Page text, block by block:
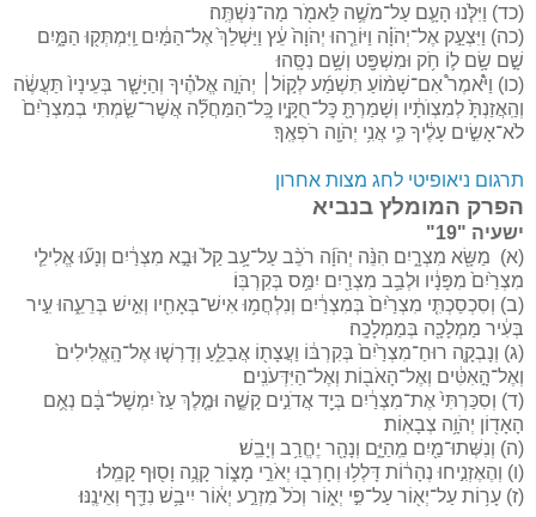
(כד) וַיִּלֹּ֧נוּ הָעָ֛ם עַל־מֹשֶׁ֥ה לֵּאמֹ֖ר מַה־נִּשְׁתֶּֽה׃
(כה) וַיִּצְעַ֣ק אֶל־יְהֹוָ֗ה וַיּוֹרֵ֤הוּ יְהֹוָה֙ עֵ֔ץ וַיַּשְׁלֵךְ֙ אֶל־הַמַּ֔יִם וַֽיִּמְתְּק֖וּ הַמָּ֑יִם
שָׁ֣ם שָׂ֥ם ל֛וֹ חֹ֥ק וּמִשְׁפָּ֖ט וְשָׁ֥ם נִסָּֽהוּ׃
(כו) וַיֹּ֩אמֶר֩ אִם־שָׁמ֨וֹעַ תִּשְׁמַ֜ע לְק֣וֹל׀ יְהֹוָ֣ה אֱלֹהֶ֗יךָ וְהַיָּשָׁ֤ר בְּעֵינָיו֙ תַּעֲשֶׂ֔ה
וְהַֽאֲזַנְתָּ֙ לְמִצְוֺתָ֔יו וְשָׁמַרְתָּ֖ כׇּל־חֻקָּ֑יו כׇּֽל־הַמַּחֲלָ֞ה אֲשֶׁר־שַׂ֤מְתִּי בְמִצְרַ֙יִם֙
לֹא־אָשִׂ֣ים עָלֶ֔יךָ כִּ֛י אֲנִ֥י יְהֹוָ֖ה רֹפְאֶֽךָ׃
תרגום ניאופיטי לחג מצות אחרון
הפרק המומלץ בנביא
ישעיה "19"
(א) מַשָּׂ֖א מִצְרָ֑יִם הִנֵּ֨ה יְהֹוָ֜ה רֹכֵ֨ב עַל־עָ֥ב קַל֙ וּבָ֣א מִצְרַ֔יִם וְנָע֞וּ אֱלִילֵ֤י
מִצְרַ֙יִם֙ מִפָּנָ֔יו וּלְבַ֥ב מִצְרַ֖יִם יִמַּ֥ס בְּקִרְבּֽוֹ׃
(ב) וְסִכְסַכְתִּ֤י מִצְרַ֙יִם֙ בְּמִצְרַ֔יִם וְנִלְחֲמ֥וּ אִישׁ־בְּאָחִ֖יו וְאִ֣ישׁ בְּרֵעֵ֑הוּ עִ֣יר
בְּעִ֔יר מַמְלָכָ֖ה בְּמַמְלָכָֽה׃
(ג) וְנָבְקָ֤ה רוּחַ־מִצְרַ֙יִם֙ בְּקִרְבּ֔וֹ וַעֲצָת֖וֹ אֲבַלֵּ֑עַ וְדָרְשׁ֤וּ אֶל־הָֽאֱלִילִים֙
וְאֶל־הָ֣אִטִּ֔ים וְאֶל־הָאֹב֖וֹת וְאֶל־הַיִּדְּעֹנִֽים׃
(ד) וְסִכַּרְתִּי֙ אֶת־מִצְרַ֔יִם בְּיַ֖ד אֲדֹנִ֣ים קָשֶׁ֑ה וּמֶ֤לֶךְ עַז֙ יִמְשׇׁל־בָּ֔ם נְאֻ֥ם
הָאָד֖וֹן יְהֹוָ֥ה צְבָאֽוֹת׃
(ה) וְנִשְּׁתוּ־מַ֖יִם מֵֽהַיָּ֑ם וְנָהָ֖ר יֶחֱרַ֥ב וְיָבֵֽשׁ׃
(ו) וְהֶאֶזְנִ֣יחוּ נְהָר֔וֹת דָּלְל֥וּ וְחָרְב֖וּ יְאֹרֵ֣י מָצ֑וֹר קָנֶ֥ה וָס֖וּף קָמֵֽלוּ׃
(ז) עָר֥וֹת עַל־יְא֖וֹר עַל־פִּ֣י יְא֑וֹר וְכֹל֙ מִזְרַ֣ע יְא֔וֹר יִיבַ֥שׁ נִדַּ֖ף וְאֵינֶֽנּוּ׃